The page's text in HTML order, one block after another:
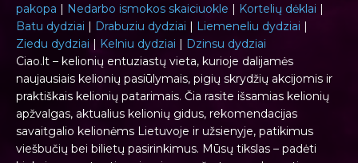
pakopa | Nedarbo ismokos skaiciuokle | Kortelių dėklai |
Batu dydziai | Drabuziu dydziai | Liemeneliu dydziai |
Ziedu dydziai | Kelniu dydziai | Dzinsu dydziai
Ciao.lt – kelionių entuziastų vieta, kurioje dalijamės
naujausiais kelionių pasiūlymais, pigių skrydžių akcijomis ir
praktiškais kelionių patarimais. Čia rasite išsamias kelionių
apžvalgas, aktualius kelionių gidus, rekomendacijas
savaitgalio kelionėms Lietuvoje ir užsienyje, patikimus
viešbučių bei bilietų pasirinkimus. Mūsų tikslas – padėti